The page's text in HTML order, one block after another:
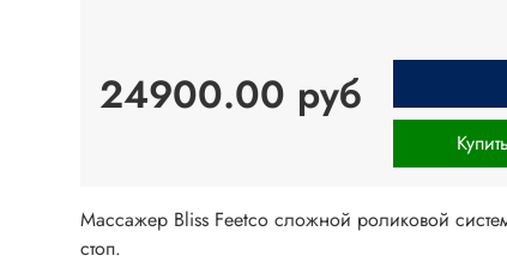
24900.00 руб
Массажер Bliss Feetсо сложной роликовой
стоп.